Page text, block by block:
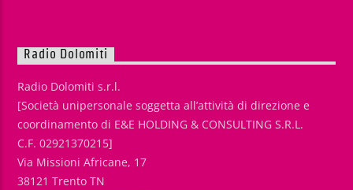
Radio Dolomiti
Radio Dolomiti s.r.l.
[Società unipersonale soggetta all’attività di direzione e
coordinamento di E&E HOLDING & CONSULTING S.R.L.
C.F. 02921370215]
Via Missioni Africane, 17
38121 Trento TN